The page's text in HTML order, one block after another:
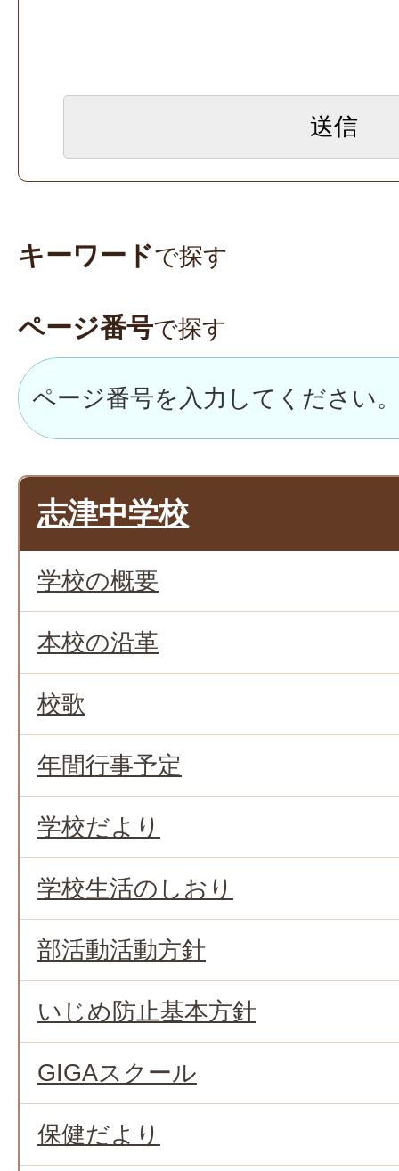
キーワードで探す
ページ番号で探す
志津中学校
学校の概要
本校の沿革
校歌
年間行事予定
学校だより
学校生活のしおり
部活動活動方針
いじめ防止基本方針
GIGAスクール
保健だより